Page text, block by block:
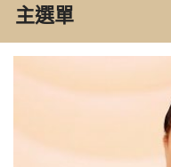
主選單